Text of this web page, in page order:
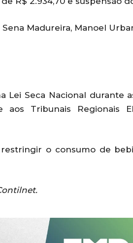
Madureira, Manoel
Lei Seca Nacional durante
aos Tribunais Regionais
o consumo de